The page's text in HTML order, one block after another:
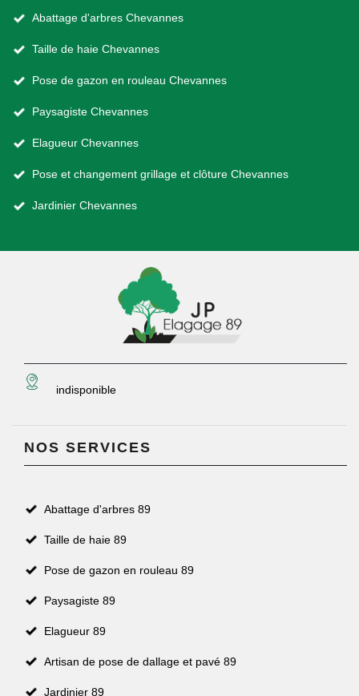
Abattage d'arbres Chevannes
Taille de haie Chevannes
Pose de gazon en rouleau Chevannes
Paysagiste Chevannes
Elagueur Chevannes
Pose et changement grillage et clôture Chevannes
Jardinier Chevannes
indisponible
NOS SERVICES
Abattage d'arbres 89
Taille de haie 89
Pose de gazon en rouleau 89
Paysagiste 89
Elagueur 89
Artisan de pose de dallage et pavé 89
Jardinier 89